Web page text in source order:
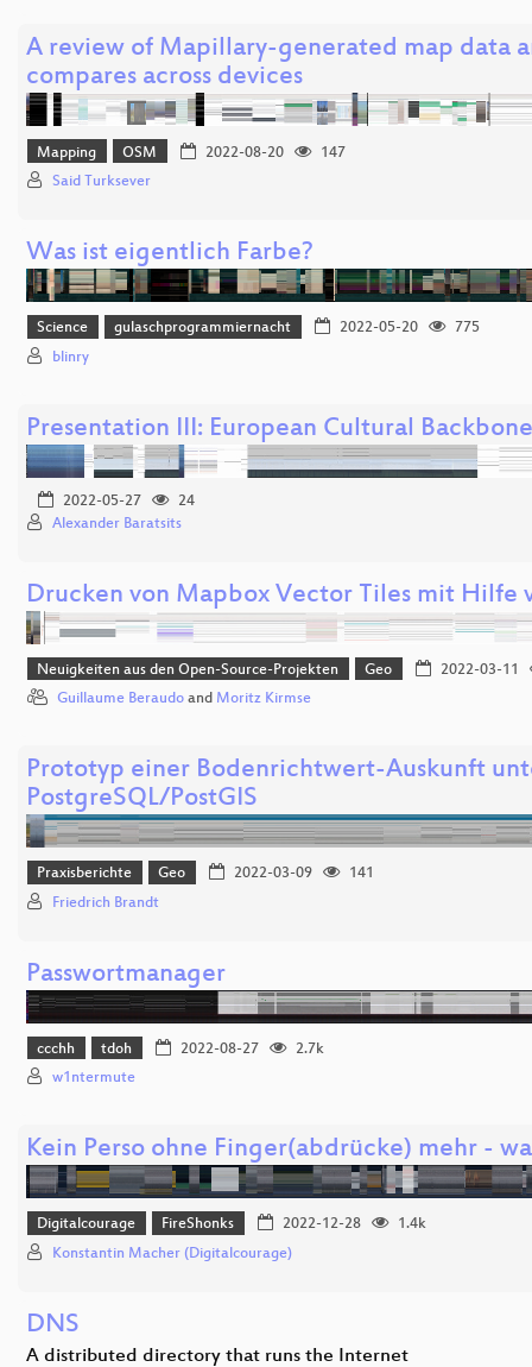
A review of Mapillary-generated map data
compares across devices
Mapping OSM 2022-08-20
147
Said Turksever
Was ist eigentlich Farbe?
Science gulaschprogrammiernacht 2022-05-20
775
blinry
Presentation III: European Cultural Backbone
2022-05-27
24
Alexander Baratsits
Drucken von Mapbox Vector Tiles mit Hilfe
Neuigkeiten aus den Open-Source-Projekten Geo
2022-03-11
Guillaume Beraudo and Moritz Kirmse
Prototyp einer Bodenrichtwert-Auskunft
PostgreSQL/PostGIS
Praxisberichte Geo 2022-03-09
141
Friedrich Brandt
Passwortmanager
ccchh tdoh 2022-08-27
2.7k
w1ntermute
Kein Perso ohne Finger(abdrücke) mehr -
Digitalcourage FireShonks 2022-12-28
1.4k
Konstantin Macher (Digitalcourage)
DNS
A distributed directory that runs the Internet